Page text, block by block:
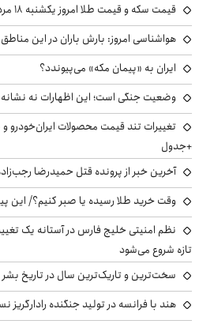
قیمت سکه و قیمت طلا امروز یکشنبه ۱۸ مرداد ۱۴۰۵ + جدول
هواشناسی امروز: بارش باران در این
ایران به «پیمان مکه» می‌پیوندد؟
وضعیت جنگی است؛ این اظهارات نه
+جدول
آخرین خبر از پرونده قتل حمیدرضا
وقت خرید طلا رسیده یا صبر کنیم؟/ این
نظم امنیتی خلیج فارس در آستانه یک
تازه شروع می‌شود
سخت‌ترین و تاریک‌ترین سال در تاریخ
هند با فرانسه در تولید جنگنده